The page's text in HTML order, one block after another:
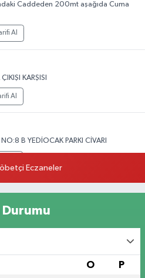
Caddeden 200mt aşağıda Cuma
Al
KARŞISI
Al
B YEDİOCAK PARKI CİVARI
Eczaneler
Durumu
O P